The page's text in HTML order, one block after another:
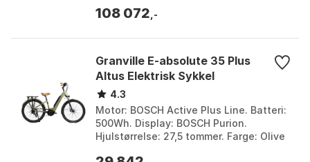
Størrelse...
108 072 ,-
Granville E-absolute 35 Plus
Altus Elektrisk Sykkel
4.3
Motor: BOSCH Active Plus Line. Batteri:
500Wh. Display: BOSCH Purion.
Hjulstørrelse: 27,5 tommer. Farge: Olive